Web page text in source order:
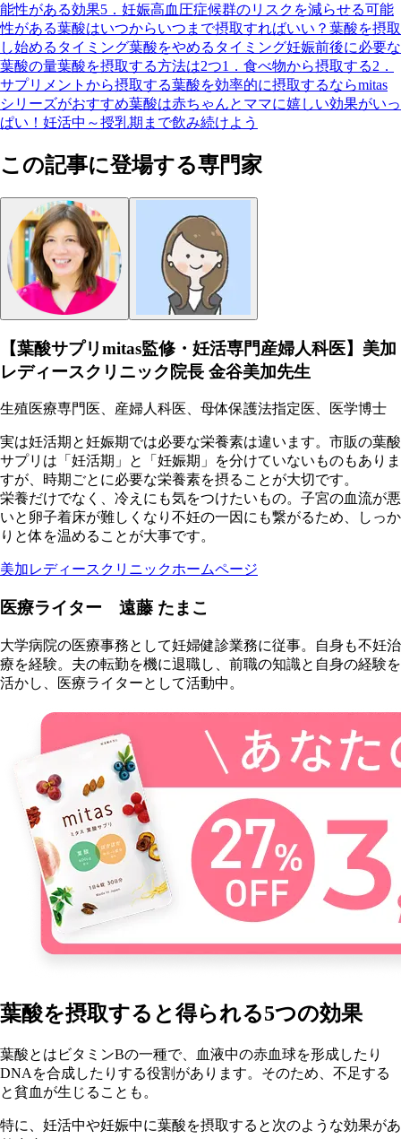
能性がある効果5．妊娠高血圧症候群のリスクを減らせる可能
性がある葉酸はいつからいつまで摂取すればいい？ 葉酸を摂取
し始めるタイミング葉酸をやめるタイミング妊娠前後に必要な
葉酸の量葉酸を摂取する方法は2つ1．食べ物から摂取する2．
サプリメントから摂取する葉酸を効率的に摂取するならmitas
シリーズがおすすめ葉酸は赤ちゃんとママに嬉しい効果がいっ
ぱい！妊活中～授乳期まで飲み続けよう
この記事に登場する専門家
【葉酸サプリmitas監修・妊活専門産婦人科医】美加
レディースクリニック院長 金谷美加先生
生殖医療専門医、産婦人科医、母体保護法指定医、医学博士
実は妊活期と妊娠期では必要な栄養素は違います。市販の葉酸
サプリは「妊活期」と「妊娠期」を分けていないものもありま
すが、時期ごとに必要な栄養素を摂ることが大切です。
栄養だけでなく、冷えにも気をつけたいもの。子宮の血流が悪
いと卵子着床が難しくなり不妊の一因にも繋がるため、しっか
りと体を温めることが大事です。
美加レディースクリニックホームページ
医療ライター 遠藤 たまこ
大学病院の医療事務として妊婦健診業務に従事。自身も不妊治
療を経験。夫の転勤を機に退職し、前職の知識と自身の経験を
活かし、医療ライターとして活動中。
葉酸を摂取すると得られる5つの効果
葉酸とはビタミンBの一種で、血液中の赤血球を形成したり
DNAを合成したりする役割があります。そのため、不足する
と貧血が生じることも。
特に、妊活中や妊娠中に葉酸を摂取すると次のような効果があ